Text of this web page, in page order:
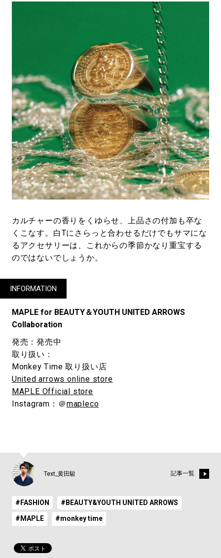
カルチャーの香りをくゆらせ、上品さの付加も卒な
くこなす。白Tにさらっと合わせるだけでもサマにな
るアクセサリーは、これからの季節かなり重宝する
のではないでしょうか。
INFORMATION
MAPLE for BEAUTY＆YOUTH UNITED ARROWS
Collaboration
発売：発売中
取り扱い：
Monkey Time 取り扱い店
United arrows online store
MAPLE Official store
Instagram：＠mapleco
Text_黄田駿 記事一覧
#FASHION #BEAUTY&YOUTH UNITED ARROWS
#MAPLE #monkey time